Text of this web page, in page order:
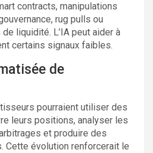
contracts, manipulations
rug pulls ou
liquidité. L’IA peut aider à
certains signaux faibles.
de
pourraient utiliser des
leurs positions, analyser les
et produire des
Cette évolution renforcerait le